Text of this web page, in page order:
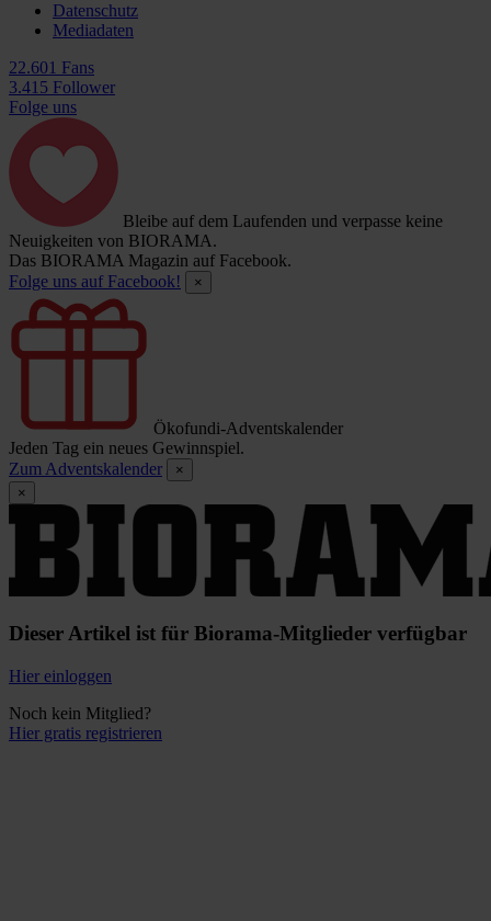
Datenschutz
Mediadaten
22.601 Fans
3.415 Follower
Folge uns
Bleibe auf dem Laufenden und verpasse keine
Neuigkeiten von BIORAMA.
Das BIORAMA Magazin auf Facebook.
Folge uns auf Facebook!
×
Ökofundi-Adventskalender
Jeden Tag ein neues Gewinnspiel.
Zum Adventskalender
×
×
Dieser Artikel ist für Biorama-Mitglieder verfügbar
Hier einloggen
Noch kein Mitglied?
Hier gratis registrieren